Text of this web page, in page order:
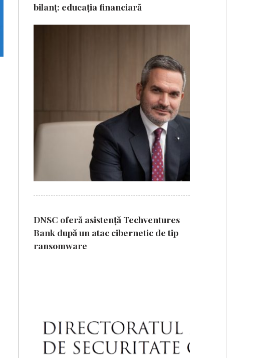
bilanț: educația financiară
DNSC oferă asistență Techventures
Bank după un atac cibernetic de tip
ransomware